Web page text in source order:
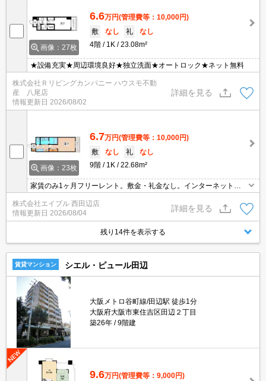
画像：27枚
6.6万円(管理費等：10,000円)
敷
なし 礼
なし
4階
1K 23.08m²
★設備充実★周辺環境良好★独立洗面★オートロック★ネット無料
株式会社Ｒリビングカンパニー ハウスモ不動
産 八尾店
情報更新日 2026/08/02
詳細を見る
画像：23枚
6.7万円(管理費等：10,000円)
敷
なし 礼
なし
9階
1K 22.68m²
家賃のみ1ヶ月フリーレント。敷金・礼金なし。インターネット無
料。エアコン1基付き。バイク置き場あり。退去時、ルームクリー
ニング料金27,500円。退去時、エアコン洗浄代11,000円。
株式会社エイブル 西田辺店
情報更新日 2026/08/04
詳細を見る
残り14件を表示する
賃貸マンション シエル・ピュール田辺
大阪メトロ谷町線/田辺駅 徒歩1分
大阪府大阪市東住吉区田辺２丁目
築26年
9階建
9.6万円(管理費等：9,000円)